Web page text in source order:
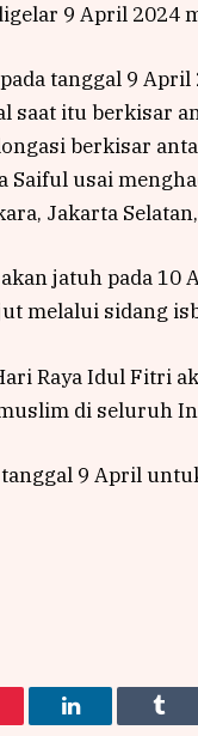
9 April 2024
tanggal 9 April
itu berkisar
berkisar
Saiful usai
Jakarta
jatuh pada 10
melalui sidang
Raya Idul Fitri
di seluruh
9 April
LinkedIn